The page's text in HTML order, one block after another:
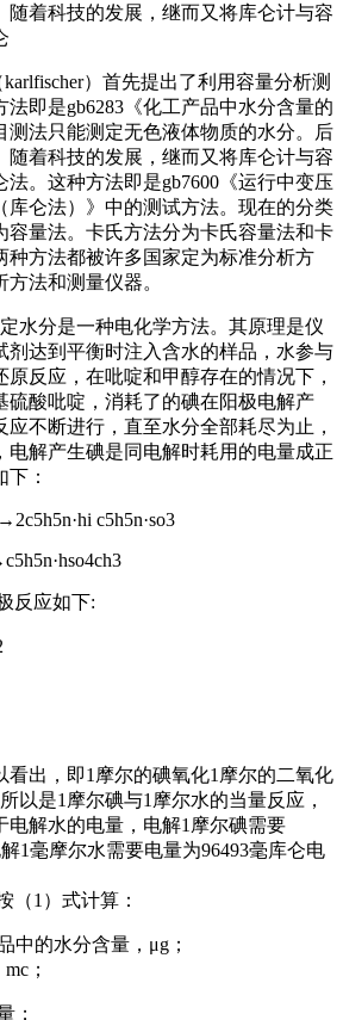
随着科技的发展，继而又将库仑计与容
）首先提出了利用容量分析测
即是gb6283《化工产品中水分含量的
测法只能测定无色液体物质的水分。后
随着科技的发展，继而又将库仑计与容
。这种方法即是gb7600《运行中变压
库仑法）》中的测试方法。现在的分类
容量法。卡氏方法分为卡氏容量法和卡
种方法都被许多国家定为标准分析方
法和测量仪器。
分是一种电化学方法。其原理是仪
剂达到平衡时注入含水的样品，水参与
反应，在吡啶和甲醇存在的情况下，
硫酸吡啶，消耗了的碘在阳极电解产
不断进行，直至水分全部耗尽为止，
电解产生碘是同电解时耗用的电量成正
：
c5h5n·so3
应如下:
出，即1摩尔的碘氧化1摩尔的二氧化
以是1摩尔碘与1摩尔水的当量反应，
电解水的电量，电解1摩尔碘需要
1毫摩尔水需要电量为96493毫库仑电
1）式计算：
的水分含量，μg；
；
；